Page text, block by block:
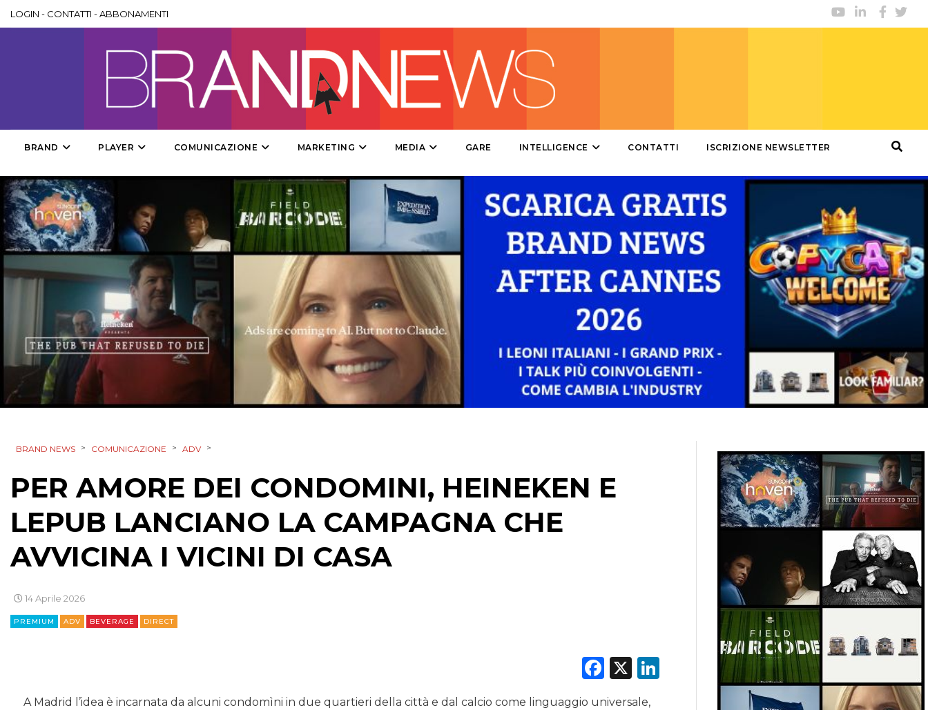
DESIGN
PUNTI VENDITA
CSR
STRATEGIE
CINEMA
LOGIN - CONTATTI -ABBONAMENTI
BRAND PLAYER COMUNICAZIONE MARKETING MEDIA GARE INTELLIGENCE CONTATTI ISCRIZIONE NEWSLETTER
BRAND NEWS > COMUNICAZIONE > ADV >
PER AMORE DEI CONDOMINI, HEINEKEN E
LEPUB LANCIANO LA CAMPAGNA CHE
AVVICINA I VICINI DI CASA
14 Aprile 2026
PREMIUM ADV BEVERAGE DIRECT
Facebook
X LinkedIn
A Madrid l’idea è incarnata da alcuni condomìni in due quartieri della città e dal calcio come linguaggio universale,